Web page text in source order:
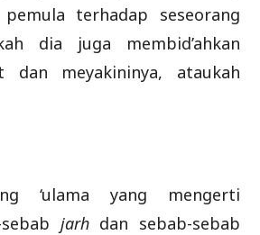
terhadap seseorang
dia juga membid’ahkan
dan meyakininya, ataukah
‘ulama yang mengerti
jarhdan sebab-sebab